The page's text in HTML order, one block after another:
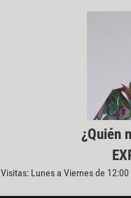
¿Quién
Visitas: Lunes a Viernes de